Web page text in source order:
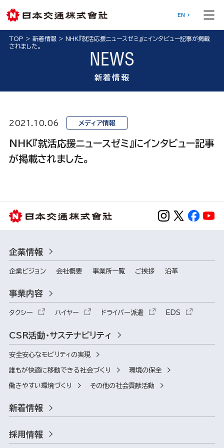
EN
TOP > 新着情報> NHK『就活応援ニュースゼミ』にインタビュー記事が掲載
されました。
NEWS
新着情報
2021.10.06 メディア情報
NHK『就活応援ニュースゼミ』にインタビュー記事
が掲載されました。
企業情報
企業ビジョン 会社概要 事業所一覧 ご挨拶 沿革
事業内容
タクシー ハイヤー ドライバー派遣 EDS
CSR活動・サステナビリティ
安全安心なモビリティの実現
誰もが快適に移動できる社会づくり 環境の保全
働きやすい環境づくり その他の社会貢献活動
新着情報
採用情報